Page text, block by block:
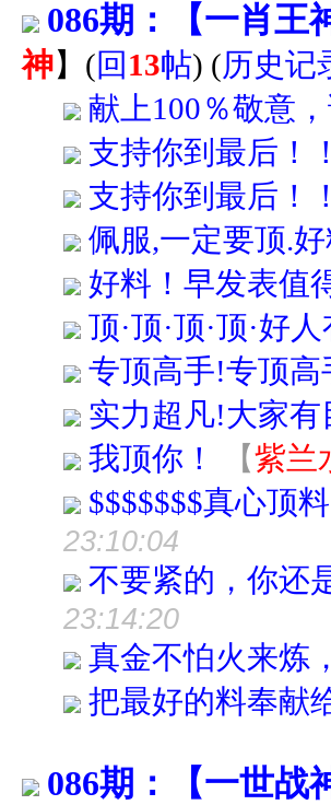
086期：【一肖
神】 (回 13帖) (历史记
献上100％敬意
支持你到最后！
支持你到最后！
佩服,一定要顶.
好料！早发表值
顶·顶·顶·顶·好
专顶高手!专顶
实力超凡!大家有
我顶你！
【紫兰
$$$$$$$真心顶
23:10:04
不要紧的，你还
23:14:20
真金不怕火来炼
把最好的料奉献
086期：【一世